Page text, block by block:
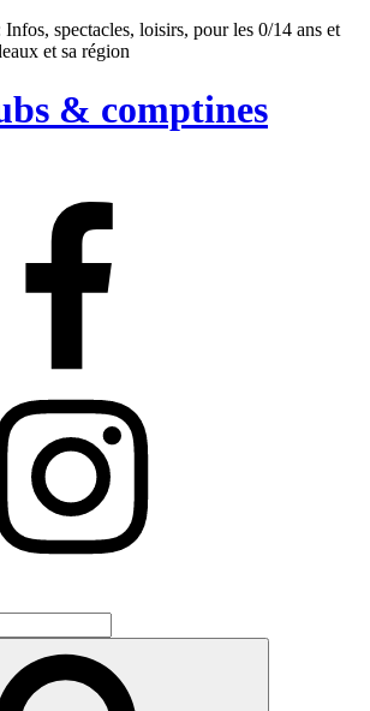
spectacles, loisirs, pour les 0/14 ans et
et sa région